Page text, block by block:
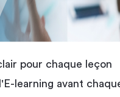
pour chaque leçon
learning avant